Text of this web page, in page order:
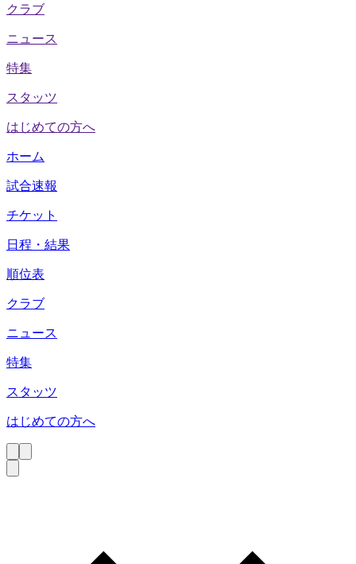
クラブ
ニュース
特集
スタッツ
はじめての方へ
ホーム
試合速報
チケット
日程・結果
順位表
クラブ
ニュース
特集
スタッツ
はじめての方へ